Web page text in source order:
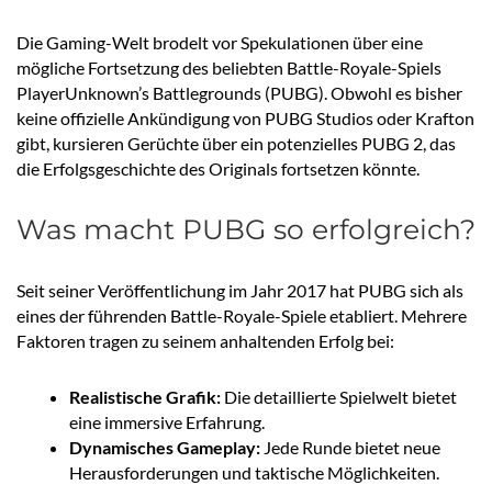
Die Gaming-Welt brodelt vor Spekulationen über eine
mögliche Fortsetzung des beliebten Battle-Royale-Spiels
PlayerUnknown’s Battlegrounds (PUBG). Obwohl es bisher
keine offizielle Ankündigung von PUBG Studios oder Krafton
gibt, kursieren Gerüchte über ein potenzielles PUBG 2, das
die Erfolgsgeschichte des Originals fortsetzen könnte.
Was macht PUBG so erfolgreich?
Seit seiner Veröffentlichung im Jahr 2017 hat PUBG sich als
eines der führenden Battle-Royale-Spiele etabliert. Mehrere
Faktoren tragen zu seinem anhaltenden Erfolg bei:
Realistische Grafik: Die detaillierte Spielwelt bietet
eine immersive Erfahrung.
Dynamisches Gameplay: Jede Runde bietet neue
Herausforderungen und taktische Möglichkeiten.